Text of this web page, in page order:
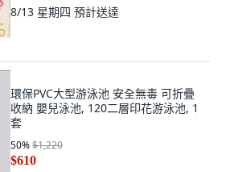
8/13 星期四 預計送達
環保PVC大型游泳池 安全無毒 可折疊
收納 嬰兒泳池, 120二層印花游泳池, 1
套
50%$1,220
$610